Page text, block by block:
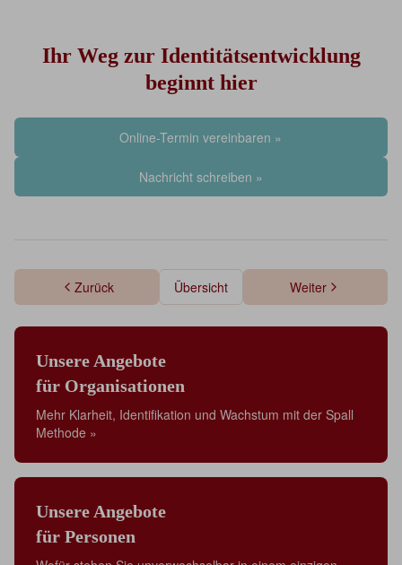
Ihr Weg zur Identitätsentwicklung
beginnt hier
Online-Termin vereinbaren »
Nachricht schreiben »
Zurück Übersicht Weiter
Unsere Angebote
für Organisationen
Mehr Klarheit, Identifikation und Wachstum mit der Spall
Methode »
Unsere Angebote
für Personen